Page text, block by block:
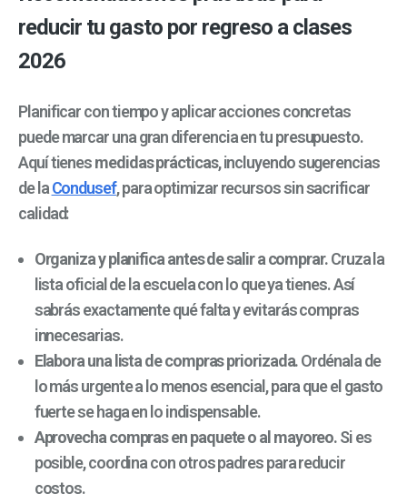
reducir tu gasto por regreso a clases
2026
Planificar con tiempo y aplicar acciones concretas
puede marcar una gran diferencia en tu presupuesto.
Aquí tienesmedidas prácticas, incluyendo sugerencias
de laCondusef, para optimizar recursos sin sacrificar
calidad:
Organiza y planifica antes de salir a comprar.Cruza la
lista oficial de la escuela con lo que ya tienes. Así
sabrás exactamente qué falta y evitarás compras
innecesarias.
Elabora una lista de compras priorizada.Ordénala de
lo más urgente a lo menos esencial, para que el gasto
fuerte se haga en lo indispensable.
Aprovecha compras en paquete o al mayoreo.Si es
posible, coordina con otros padres para reducir
costos.